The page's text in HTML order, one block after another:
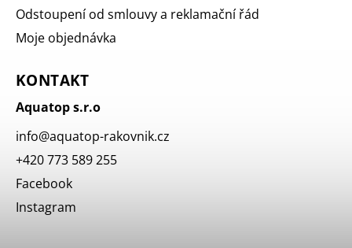
Odstoupení od smlouvy a reklamační řád
Moje objednávka
KONTAKT
Aquatop s.r.o
info@aquatop-rakovnik.cz
+420 773 589 255
Facebook
Instagram